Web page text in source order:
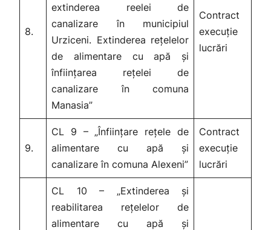
8.
extinderea reelei de
canalizare în municipiul
Urziceni. Extinderea rețelelor
de alimentare cu apă și
înființarea rețelei de
canalizare în comuna
Manasia”
Contract
execuție
lucrări
9.
CL 9 – „Înființare rețele de
alimentare cu apă și
canalizare în comuna Alexeni”
Contract
execuție
lucrări
CL 10 – „Extinderea și
reabilitarea rețelelor de
alimentare cu apă și